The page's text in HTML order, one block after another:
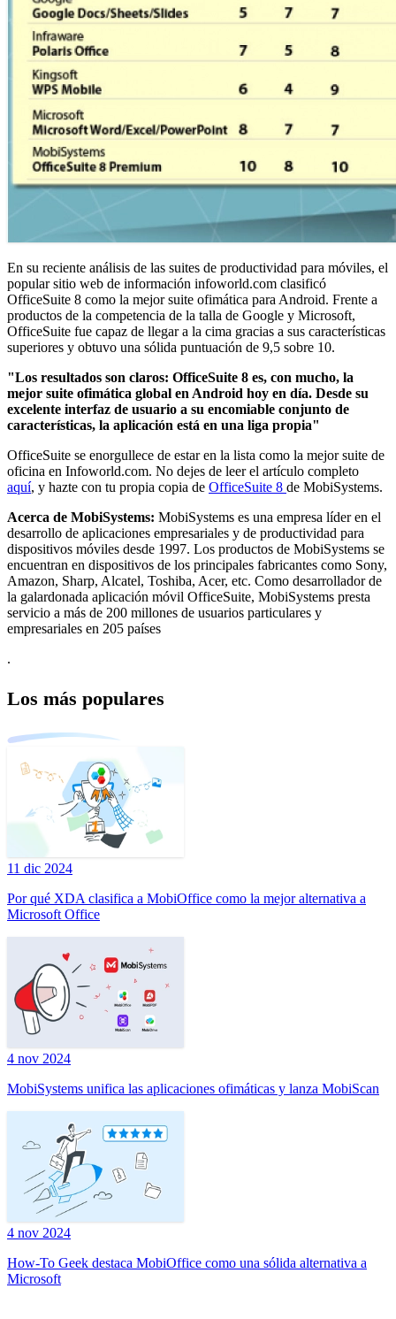
En su reciente análisis de las suites de productividad para móviles, el
popular sitio web de información infoworld.com clasificó
OfficeSuite 8 como la mejor suite ofimática para Android. Frente a
productos de la competencia de la talla de Google y Microsoft,
OfficeSuite fue capaz de llegar a la cima gracias a sus características
superiores y obtuvo una sólida puntuación de 9,5 sobre 10.
"Los resultados son claros: OfficeSuite 8 es, con mucho, la
mejor suite ofimática global en Android hoy en día. Desde su
excelente interfaz de usuario a su encomiable conjunto de
características, la aplicación está en una liga propia"
OfficeSuite se enorgullece de estar en la lista como la mejor suite de
oficina en Infoworld.com. No dejes de leer el artículo completo
aquí, y hazte con tu propia copia de OfficeSuite 8 de MobiSystems.
Acerca de MobiSystems: MobiSystems es una empresa líder en el
desarrollo de aplicaciones empresariales y de productividad para
dispositivos móviles desde 1997. Los productos de MobiSystems se
encuentran en dispositivos de los principales fabricantes como Sony,
Amazon, Sharp, Alcatel, Toshiba, Acer, etc. Como desarrollador de
la galardonada aplicación móvil OfficeSuite, MobiSystems presta
servicio a más de 200 millones de usuarios particulares y
empresariales en 205 países
.
Los más populares
11 dic 2024
Por qué XDA clasifica a MobiOffice como la mejor alternativa a
Microsoft Office
4 nov 2024
MobiSystems unifica las aplicaciones ofimáticas y lanza MobiScan
4 nov 2024
How-To Geek destaca MobiOffice como una sólida alternativa a
Microsoft